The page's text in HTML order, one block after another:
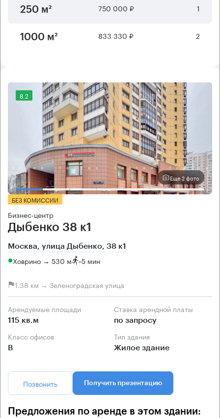
250 м² 750 000 ₽ 1
1000 м² 833 330 ₽ 2
8.2
Еще 2 фото
БЕЗ КОМИССИИ
Бизнес-центр
Дыбенко 38 к1
Москва, улица Дыбенко, 38 к1
Ховрино → 530 м ~5 мин
1.38 км → Зеленоградская улица
Арендуемые площади
115 кв.м
Ставка арендной платы
по запросу
Класс офисов
B
Тип здания
Жилое здание
Позвонить Получить презентацию
Предложения по аренде в этом здании: